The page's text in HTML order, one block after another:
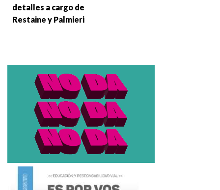
detalles a cargo de
Restaine y Palmieri